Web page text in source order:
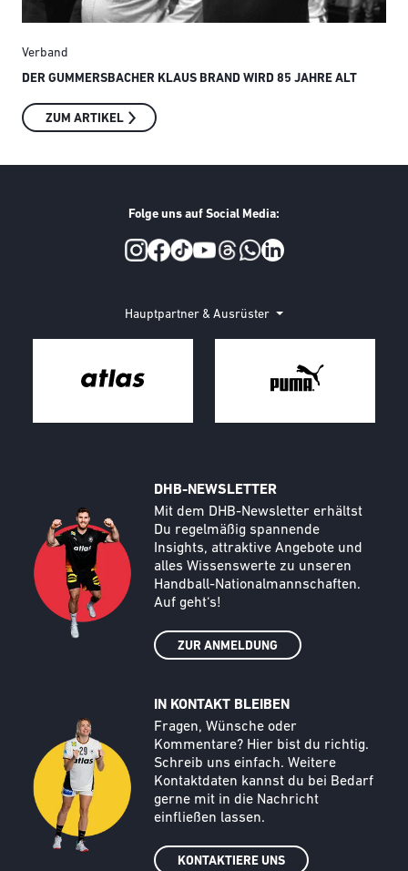
Verband
DER GUMMERSBACHER KLAUS BRAND WIRD 85 JAHRE ALT
ZUM ARTIKEL
Folge uns auf Social Media:
Hauptpartner & Ausrüster
DHB-NEWSLETTER
Text
Mit dem DHB-Newsletter erhältst
Du regelmäßig spannende
Insights, attraktive Angebote und
alles Wissenswerte zu unseren
Handball-Nationalmannschaften.
Auf geht‘s!
ZUR ANMELDUNG
Call to action image
IN KONTAKT BLEIBEN
Text
Fragen, Wünsche oder
Kommentare? Hier bist du richtig.
Schreib uns einfach. Weitere
Kontaktdaten kannst du bei Bedarf
gerne mit in die Nachricht
einfließen lassen.
KONTAKTIERE UNS